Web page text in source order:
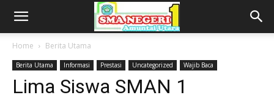
Home Berita Utama
Berita Utama Informasi Prestasi Uncategorized Wajib Baca
Lima Siswa SMAN 1